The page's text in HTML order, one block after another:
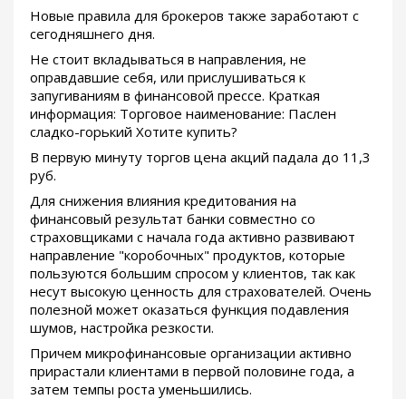
Новые правила для брокеров также заработают с
сегодняшнего дня.
Не стоит вкладываться в направления, не
оправдавшие себя, или прислушиваться к
запугиваниям в финансовой прессе. Краткая
информация: Торговое наименование: Паслен
сладко-горький Хотите купить?
В первую минуту торгов цена акций падала до 11,3
руб.
Для снижения влияния кредитования на
финансовый результат банки совместно со
страховщиками с начала года активно развивают
направление "коробочных" продуктов, которые
пользуются большим спросом у клиентов, так как
несут высокую ценность для страхователей. Очень
полезной может оказаться функция подавления
шумов, настройка резкости.
Причем микрофинансовые организации активно
прирастали клиентами в первой половине года, а
затем темпы роста уменьшились.